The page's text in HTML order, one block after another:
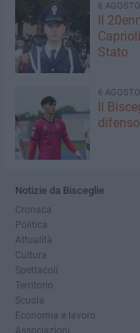
6
Il
Stato
6
Il
Notizie da Bisceglie
Cronaca
Politica
Attualità
Cultura
Spettacoli
Territorio
Scuola
Economia e lavoro
Associazioni